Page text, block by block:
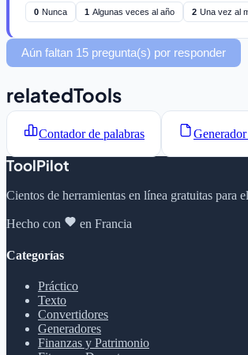
0 Nunca 1 Algunas veces al año 2 Una vez al
Aún faltan 15 pregunta(s) por responder
relatedTools
Contador de palabras
ToolPilot
Cientos de herramientas en línea gratuitas para
Hecho con en Francia
Categorías
Práctico
Texto
Convertidores
Generadores
Finanzas y Patrimonio